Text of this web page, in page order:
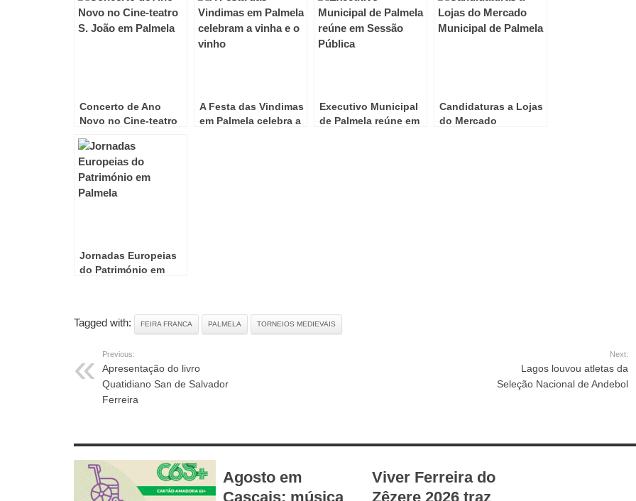
Concerto de Ano
Novo no Cine-teatro
A Festa das Vindimas
em Palmela celebra a
Executivo Municipal
de Palmela reúne em
Candidaturas a Lojas
do Mercado
Jornadas Europeias
do Património em
Tagged with: FEIRA FRANCA PALMELA TORNEIOS MEDIEVAIS
Previous:
Apresentação do livro
Quatidiano San de Salvador
Ferreira
Next:
Lagos louvou atletas da
Seleção Nacional de Andebol
Agosto em
Cascais: música
Viver Ferreira do
Zêzere 2026 traz